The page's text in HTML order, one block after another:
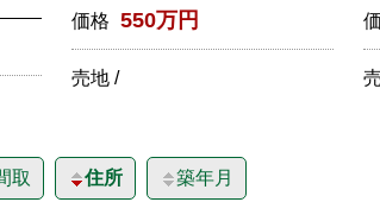
価格 550万円
売地 /
取 住所 築年月